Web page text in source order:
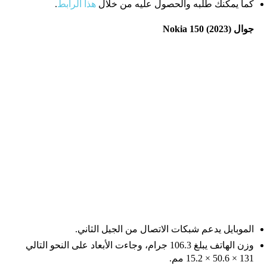
كما يمكنك طلبه والحصول عليه من خلالهذا الرابط.
جوال Nokia 150 (2023)
الموبايل يدعم شبكات الاتصال من الجيل الثاني.
وزن الهاتف يبلغ 106.3 جرام، وجاءت الأبعاد على النحو التالي
131 × 50.6 × 15.2 مم.